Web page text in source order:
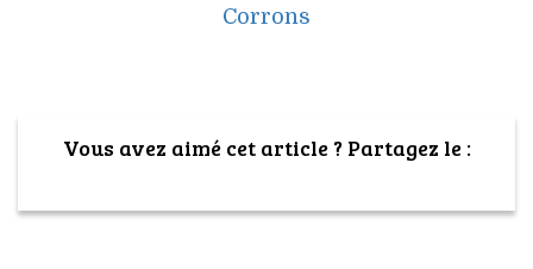
Corrons
Vous avez aimé cet article ? Partagez le :